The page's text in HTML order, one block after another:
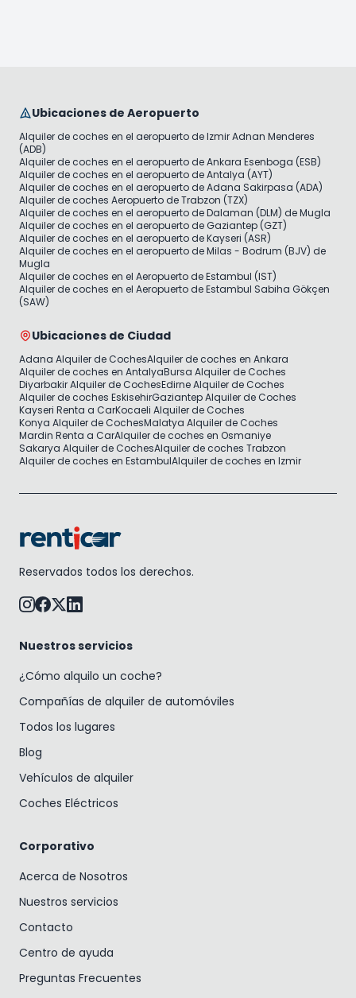
Ubicaciones de Aeropuerto
Alquiler de coches en el aeropuerto de Izmir Adnan Menderes
(ADB)
Alquiler de coches en el aeropuerto de Ankara Esenboga (ESB)
Alquiler de coches en el aeropuerto de Antalya (AYT)
Alquiler de coches en el aeropuerto de Adana Sakirpasa (ADA)
Alquiler de coches Aeropuerto de Trabzon (TZX)
Alquiler de coches en el aeropuerto de Dalaman (DLM) de Mugla
Alquiler de coches en el aeropuerto de Gaziantep (GZT)
Alquiler de coches en el aeropuerto de Kayseri (ASR)
Alquiler de coches en el aeropuerto de Milas - Bodrum (BJV) de
Mugla
Alquiler de coches en el Aeropuerto de Estambul (IST)
Alquiler de coches en el Aeropuerto de Estambul Sabiha Gökçen
(SAW)
Ubicaciones de Ciudad
Adana Alquiler de CochesAlquiler de coches en Ankara
Alquiler de coches en AntalyaBursa Alquiler de Coches
Diyarbakir Alquiler de CochesEdirne Alquiler de Coches
Alquiler de coches EskisehirGaziantep Alquiler de Coches
Kayseri Renta a CarKocaeli Alquiler de Coches
Konya Alquiler de CochesMalatya Alquiler de Coches
Mardin Renta a CarAlquiler de coches en Osmaniye
Sakarya Alquiler de CochesAlquiler de coches Trabzon
Alquiler de coches en EstambulAlquiler de coches en Izmir
Reservados todos los derechos.
Nuestros servicios
¿Cómo alquilo un coche?
Compañías de alquiler de automóviles
Todos los lugares
Blog
Vehículos de alquiler
Coches Eléctricos
Corporativo
Acerca de Nosotros
Nuestros servicios
Contacto
Centro de ayuda
Preguntas Frecuentes